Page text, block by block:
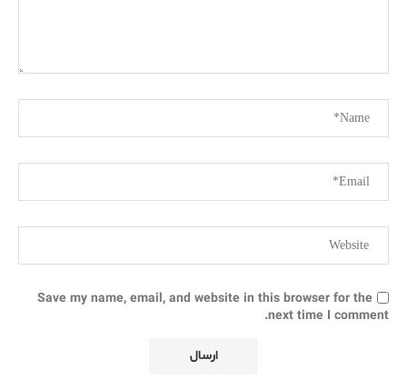
Save my name, email, and website in this browser for the
next time I comment.